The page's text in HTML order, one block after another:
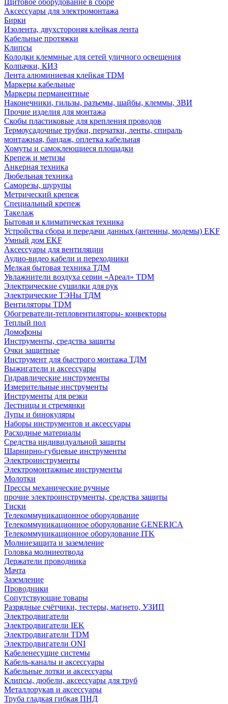
Щитовое оборудование в сборе
Аксессуары для электромонтажа
Бирки
Изолента, двухстороняя клейкая лента
Кабельные протяжки
Клипсы
Колодки клеммные для сетей уличного освещения
Колпачки, КИЗ
Лента алюминиевая клейкая TDM
Маркеры кабельные
Маркеры перманентные
Наконечники, гильзы, разъемы, шайбы, клеммы, ЗВИ
Прочие изделия для монтажа
Скобы пластиковые для крепления проводов
Термоусадочные трубки, перчатки, ленты, спираль
монтажная, бандаж, оплетка кабельная
Хомуты и самоклеющиеся площадки
Крепеж и метизы
Анкерная техника
Дюбельная техника
Саморезы, шурупы
Метрический крепеж
Специальный крепеж
Такелаж
Бытовая и климатическая техника
Устройства сбора и передачи данных (антенны, модемы) EKF
Умный дом EKF
Аксессуары для вентиляции
Аудио-видео кабели и переходники
Мелкая бытовая техника ТДМ
Увлажнители воздуха серии «Ареал» TDM
Электрические сушилки для рук
Электрические ТЭНы ТДМ
Вентиляторы TDM
Обогреватели-тепловентиляторы- конвекторы
Теплый пол
Домофоны
Инструменты, средства защиты
Очки защитные
Инструмент для быстрого монтажа ТДМ
Выжигатели и аксессуары
Гидравлические инструменты
Измерительные инструменты
Инструменты для резки
Лестницы и стремянки
Лупы и бинокуляры
Наборы инструментов и аксессуары
Расходные материалы
Средства индивидуальной защиты
Шарнирно-губцевые инструменты
Электроинструменты
Электромонтажные инструменты
Молотки
Прессы механические ручные
прочие электроинструменты, средства защиты
Тиски
Телекоммуникационное оборудование
Телекоммуникационное оборудование GENERICA
Телекоммуникационное оборудование ITK
Молниезащита и заземление
Головка молниеотвода
Держатели проводника
Мачта
Заземление
Проводники
Сопутствующие товары
Разрядные счётчики, тестеры, магнето, УЗИП
Электродвигатели
Электродвигатели IEK
Электродвигатели TDM
Электродвигатели ONI
Кабеленесущие системы
Кабель-каналы и аксессуары
Кабельные лотки и аксессуары
Клипсы, дюбели, аксессуары для труб
Металлорукав и аксессуары
Труба гладкая гибкая ПНД